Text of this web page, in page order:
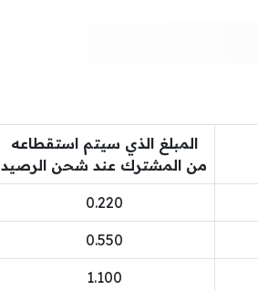
المبلغ الذي سيتم استقطاعه
من المشترك عند شحن الرصيد
0.220
0.550
1.100